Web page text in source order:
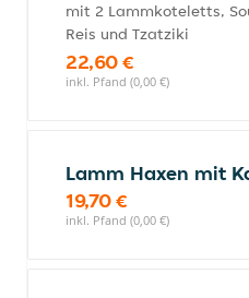
mit 2 Lammkoteletts,
Reis und Tzatziki
22,60 €
inkl. Pfand (0,00 €)
Lamm Haxen mit
19,70 €
inkl. Pfand (0,00 €)